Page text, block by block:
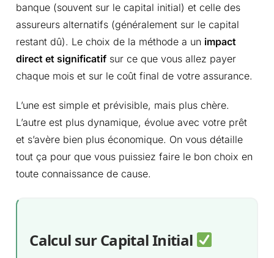
banque (souvent sur le capital initial) et celle des
assureurs alternatifs (généralement sur le capital
restant dû). Le choix de la méthode a un impact
direct et significatif sur ce que vous allez payer
chaque mois et sur le coût final de votre assurance.
L’une est simple et prévisible, mais plus chère.
L’autre est plus dynamique, évolue avec votre prêt
et s’avère bien plus économique. On vous détaille
tout ça pour que vous puissiez faire le bon choix en
toute connaissance de cause.
Calcul sur Capital Initial